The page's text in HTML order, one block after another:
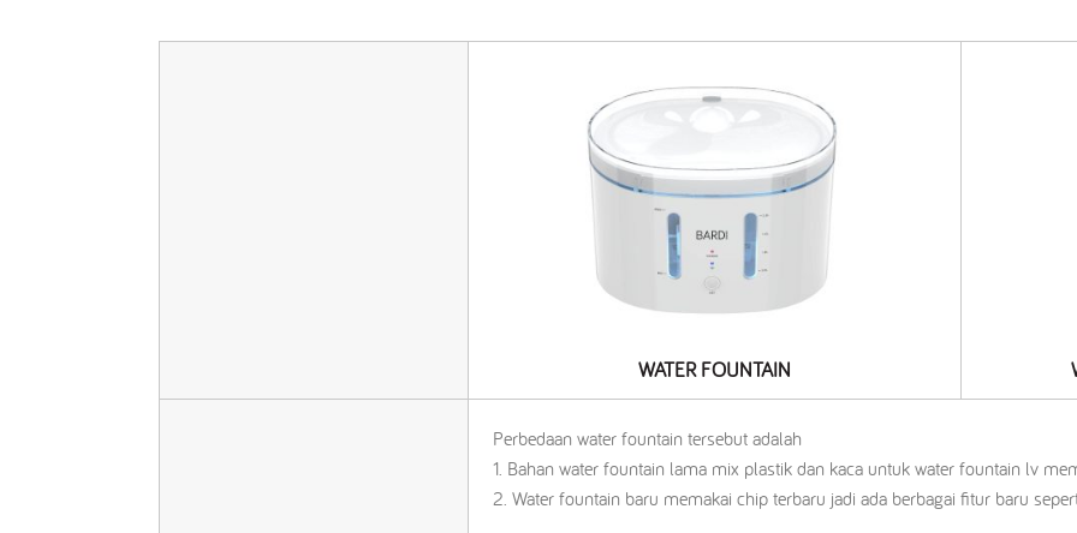
WATER FOUNTAIN
Perbedaan water fountain tersebut adalah
1. Bahan water fountain lama mix plastik dan kaca untuk water fountain lv
2. Water fountain baru memakai chip terbaru jadi ada berbagai fitur baru